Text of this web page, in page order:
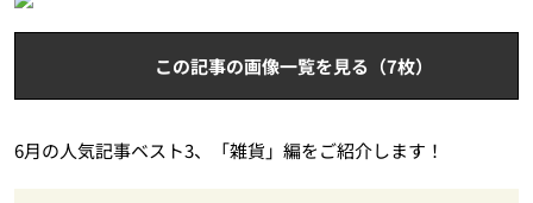
この記事の画像一覧を見る（7枚）
6月の人気記事ベスト3、「雑貨」編をご紹介します！